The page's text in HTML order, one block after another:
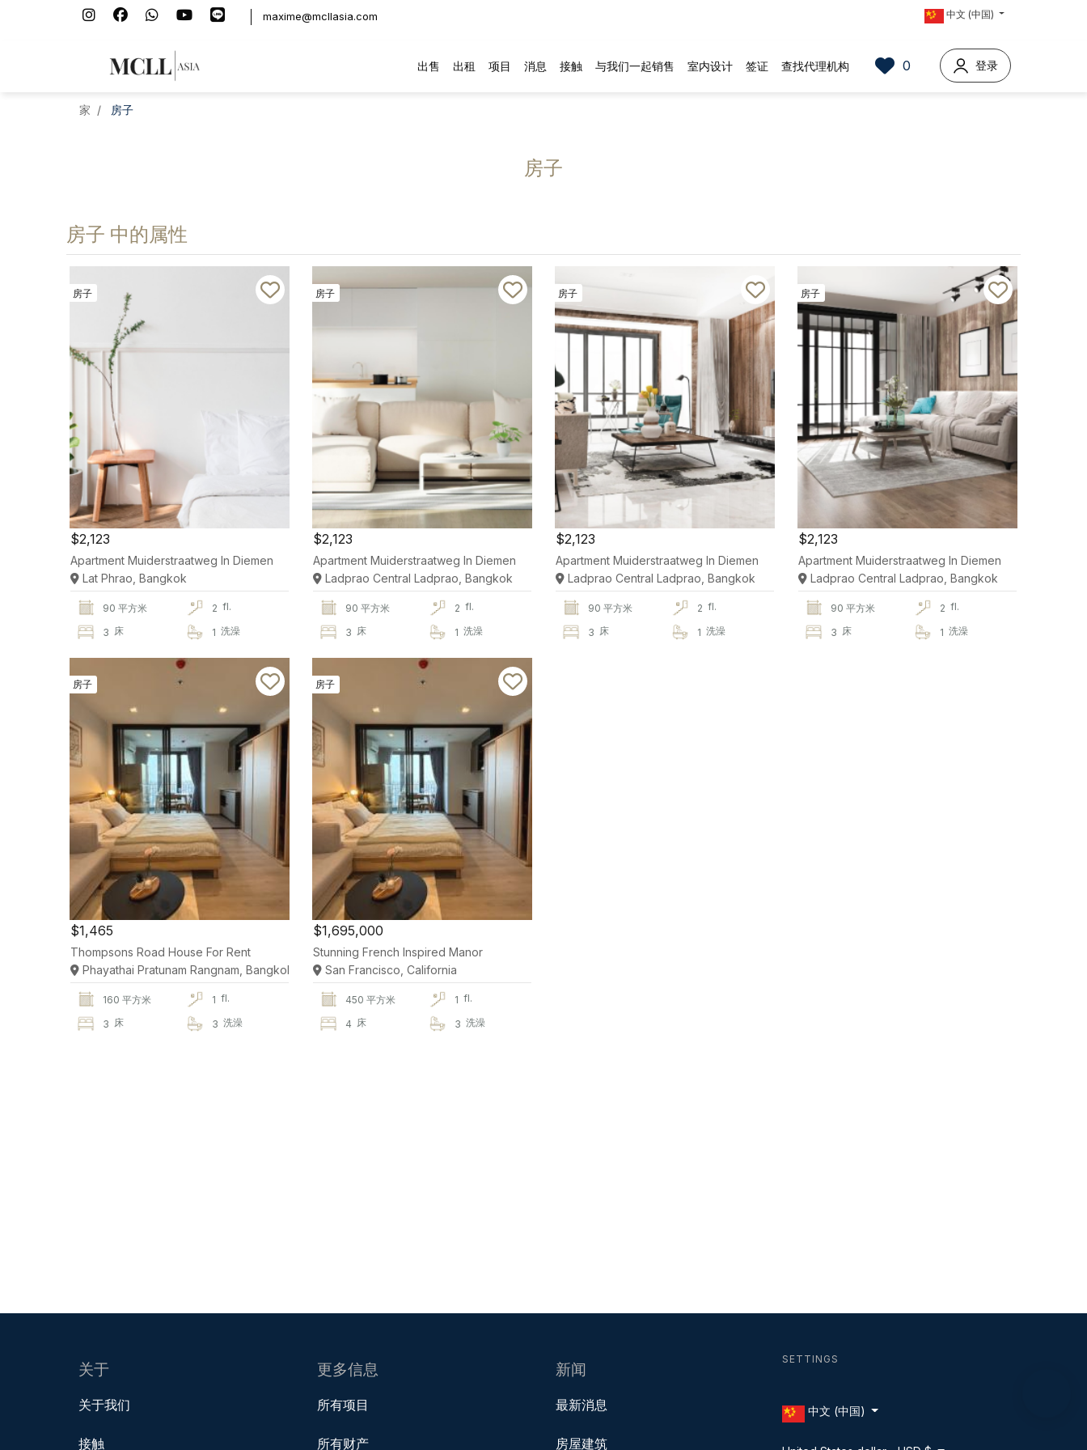
maxime@mcllasia.com 中文 (中国)
出售 出租 项目 消息 接触 与我们一起销售 室内设计 签证 查找代理机构 0 登录
家 房子
房子
房子 中的属性
房子
$2,123
Apartment Muiderstraatweg In Diemen
Lat Phrao, Bangkok
90 平方米 2 fl.
3 床 1 洗澡
房子
$2,123
Apartment Muiderstraatweg In Diemen
Ladprao Central Ladprao, Bangkok
90 平方米 2 fl.
3 床 1 洗澡
房子
$2,123
Apartment Muiderstraatweg In Diemen
Ladprao Central Ladprao, Bangkok
90 平方米 2 fl.
3 床 1 洗澡
房子
$2,123
Apartment Muiderstraatweg In Diemen
Ladprao Central Ladprao, Bangkok
90 平方米 2 fl.
3 床 1 洗澡
房子
$1,465
Thompsons Road House For Rent
Phayathai Pratunam Rangnam, Bangkok
160 平方米 1 fl.
3 床 3 洗澡
房子
$1,695,000
Stunning French Inspired Manor
San Francisco, California
450 平方米 1 fl.
4 床 3 洗澡
关于
关于我们
接触
更多信息
所有项目
所有财产
新闻
最新消息
房屋建筑
SETTINGS
中文 (中国)